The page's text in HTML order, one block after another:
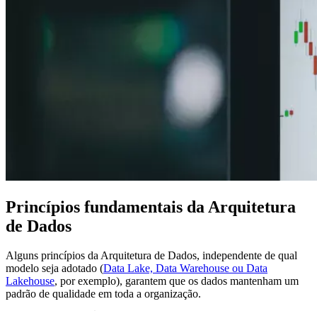
Princípios fundamentais da Arquitetura
de Dados
Alguns princípios da Arquitetura de Dados, independente de qual
modelo seja adotado (Data Lake, Data Warehouse ou Data
Lakehouse, por exemplo), garantem que os dados mantenham um
padrão de qualidade em toda a organização.